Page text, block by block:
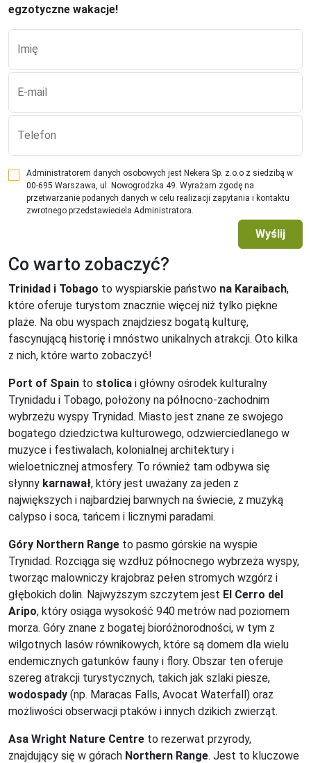
egzotyczne wakacje!
Imię
E-mail
Telefon
Administratorem danych osobowych jest Nekera Sp. z.o.o z siedzibą w
00-695 Warszawa, ul. Nowogrodzka 49. Wyrażam zgodę na
przetwarzanie podanych danych w celu realizacji zapytania i kontaktu
zwrotnego przedstawieciela Administratora.
Wyślij
Co warto zobaczyć?
Trinidad i Tobago to wyspiarskie państwo na Karaibach,
które oferuje turystom znacznie więcej niż tylko piękne
plaże. Na obu wyspach znajdziesz bogatą kulturę,
fascynującą historię i mnóstwo unikalnych atrakcji. Oto kilka
z nich, które warto zobaczyć!
Port of Spain to stolica i główny ośrodek kulturalny
Trynidadu i Tobago, położony na północno-zachodnim
wybrzeżu wyspy Trynidad. Miasto jest znane ze swojego
bogatego dziedzictwa kulturowego, odzwierciedlanego w
muzyce i festiwalach, kolonialnej architektury i
wieloetnicznej atmosfery. To również tam odbywa się
słynny karnawał, który jest uważany za jeden z
największych i najbardziej barwnych na świecie, z muzyką
calypso i soca, tańcem i licznymi paradami.
Góry Northern Range to pasmo górskie na wyspie
Trynidad. Rozciąga się wzdłuż północnego wybrzeża wyspy,
tworząc malowniczy krajobraz pełen stromych wzgórz i
głębokich dolin. Najwyższym szczytem jest El Cerro del
Aripo, który osiąga wysokość 940 metrów nad poziomem
morza. Góry znane z bogatej bioróżnorodności, w tym z
wilgotnych lasów równikowych, które są domem dla wielu
endemicznych gatunków fauny i flory. Obszar ten oferuje
szereg atrakcji turystycznych, takich jak szlaki piesze,
wodospady (np. Maracas Falls, Avocat Waterfall) oraz
możliwości obserwacji ptaków i innych dzikich zwierząt.
Asa Wright Nature Centre to rezerwat przyrody,
znajdujący się w górach Northern Range. Jest to kluczowe